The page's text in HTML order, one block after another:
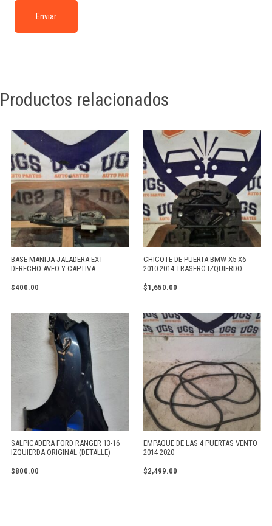
Productos relacionados
BASE MANIJA JALADERA EXT
DERECHO AVEO Y CAPTIVA
$400.00
CHICOTE DE PUERTA BMW X5 X6
2010-2014 TRASERO IZQUIERDO
$1,650.00
SALPICADERA FORD RANGER 13-16
IZQUIERDA ORIGINAL (DETALLE)
$800.00
EMPAQUE DE LAS 4 PUERTAS VENTO
2014 2020
$2,499.00